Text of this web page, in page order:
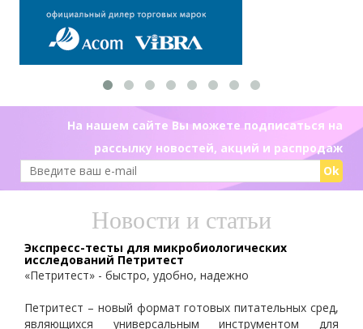
На нашем сайте Вы можете подписаться на
рассылку новостей, акций и распродаж
Ok
Новости и статьи
Экспресс-тесты для микробиологических
исследований Петритест
«Петритест» - быстро, удобно, надежно
Петритест – новый формат готовых питательных сред,
являющихся универсальным инструментом для